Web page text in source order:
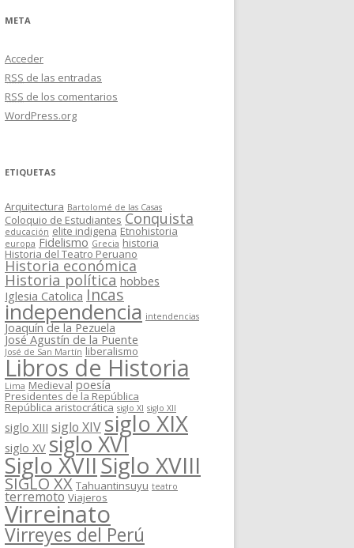
META
Acceder
RSS de las entradas
RSS de los comentarios
WordPress.org
ETIQUETAS
Arquitectura Bartolomé de las Casas
Coloquio de Estudiantes Conquista
educación elite indigena Etnohistoria
europa Fidelismo Grecia historia
Historia del Teatro Peruano
Historia económica
Historia política hobbes
Iglesia Catolica Incas
independencia intendencias
Joaquín de la Pezuela
José Agustín de la Puente
José de San Martín liberalismo
Libros de Historia
Lima Medieval poesía
Presidentes de la República
República aristocrática siglo XI siglo XII
siglo XIII siglo XIVsiglo XIX
siglo XV siglo XVI
Siglo XVIISiglo XVIII
SIGLO XX Tahuantinsuyu teatro
terremoto Viajeros
Virreinato
Virreyes del Perú